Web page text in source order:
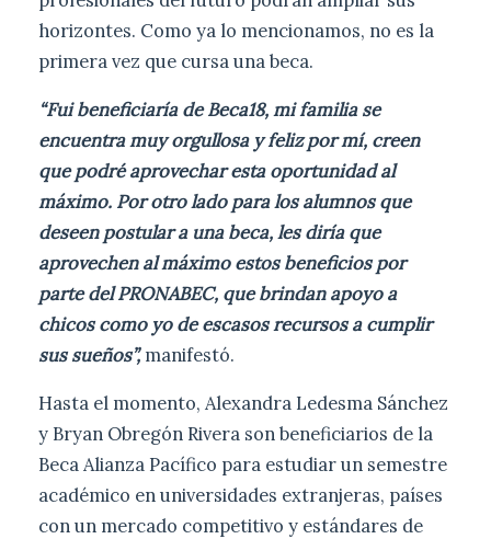
horizontes. Como ya lo mencionamos, no es la
primera vez que cursa una beca.
“Fui beneficiaría de Beca18, mi familia se
encuentra muy orgullosa y feliz por mí, creen
que podré aprovechar esta oportunidad al
máximo. Por otro lado para los alumnos que
deseen postular a una beca, les diría que
aprovechen al máximo estos beneficios por
parte del PRONABEC, que brindan apoyo a
chicos como yo de escasos recursos a cumplir
sus sueños”,manifestó.
Hasta el momento, Alexandra Ledesma Sánchez
y Bryan Obregón Rivera son beneficiarios de la
Beca Alianza Pacífico para estudiar un semestre
académico en universidades extranjeras, países
con un mercado competitivo y estándares de